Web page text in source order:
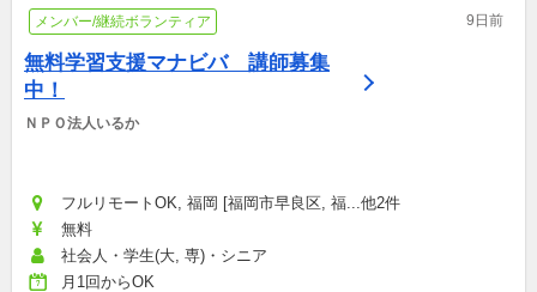
メンバー/継続ボランティア 9日前
無料学習支援マナビバ　講師募集
中！
ＮＰＯ法人いるか
フルリモートOK, 福岡 [福岡市早良区, 福...他2件
無料
社会人・学生(大, 専)・シニア
月1回からOK